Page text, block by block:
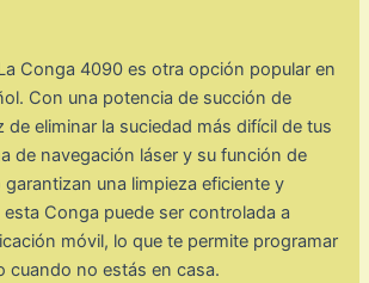
Conga 4090 es otra opción popular en
Con una potencia de succión de
de eliminar la suciedad más difícil de tus
de navegación láser y su función de
una limpieza eficiente y
Conga puede ser controlada a
móvil, lo que te permite programar
cuando no estás en casa.